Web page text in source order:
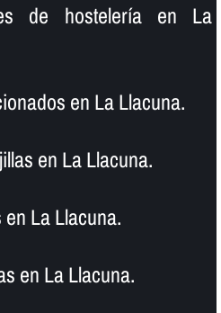
de hostelerí­a en La
en La Llacuna.
en La Llacuna.
La Llacuna.
en La Llacuna.